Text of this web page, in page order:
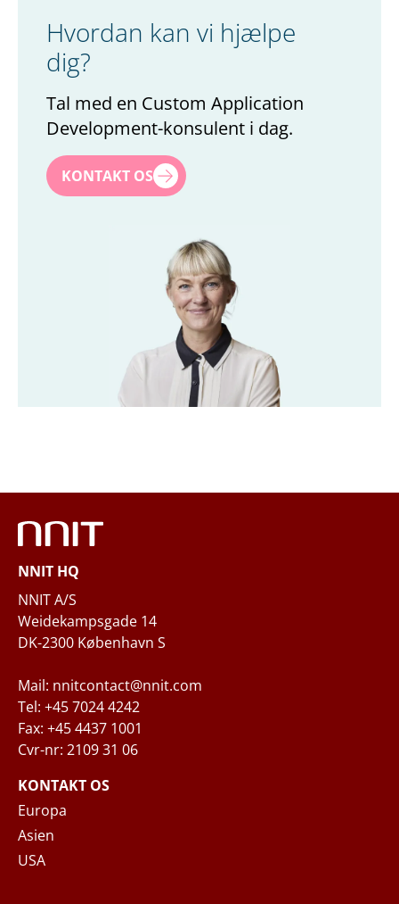
Hvordan kan vi hjælpe
dig?
Tal med en Custom Application
Development-konsulent i dag.
Navn*
Telefon
Spørgsmål og/eller behov
Når du indsender din forespørgsel til NNIT
via kontaktformularen, behandler NNIT de
overensstemmelse med
hvor du kan læse mere om dine rettigheder
KONTAKT OS
NNIT HQ
NNIT A/S
Weidekampsgade 14
DK-2300 København S
Mail: nnitcontact@nnit.com
Tel: +45 7024 4242
Fax: +45 4437 1001
Cvr-nr: 2109 31 06
KONTAKT OS
Europa
Asien
USA